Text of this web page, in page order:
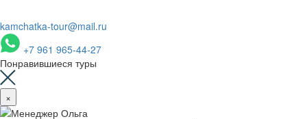
kamchatka-tour@mail.ru
+7 961 965-44-27
Понравившиеся туры
×